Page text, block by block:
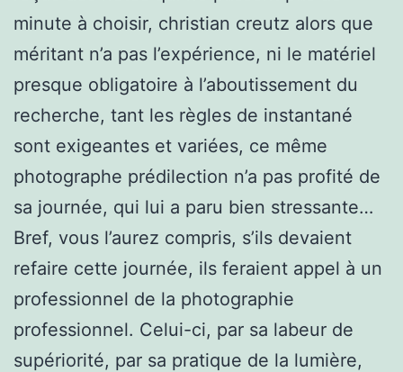
minute à choisir, christian creutz alors que
méritant n’a pas l’expérience, ni le matériel
presque obligatoire à l’aboutissement du
recherche, tant les règles de instantané
sont exigeantes et variées, ce même
photographe prédilection n’a pas profité de
sa journée, qui lui a paru bien stressante…
Bref, vous l’aurez compris, s’ils devaient
refaire cette journée, ils feraient appel à un
professionnel de la photographie
professionnel. Celui-ci, par sa labeur de
supériorité, par sa pratique de la lumière,